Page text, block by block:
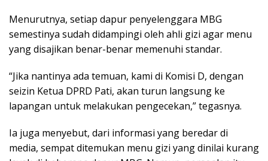
Menurutnya, setiap dapur penyelenggara MBG
semestinya sudah didampingi oleh ahli gizi agar menu
yang disajikan benar-benar memenuhi standar.
“Jika nantinya ada temuan, kami di Komisi D, dengan
seizin Ketua DPRD Pati, akan turun langsung ke
lapangan untuk melakukan pengecekan,” tegasnya.
Ia juga menyebut, dari informasi yang beredar di
media, sempat ditemukan menu gizi yang dinilai kurang